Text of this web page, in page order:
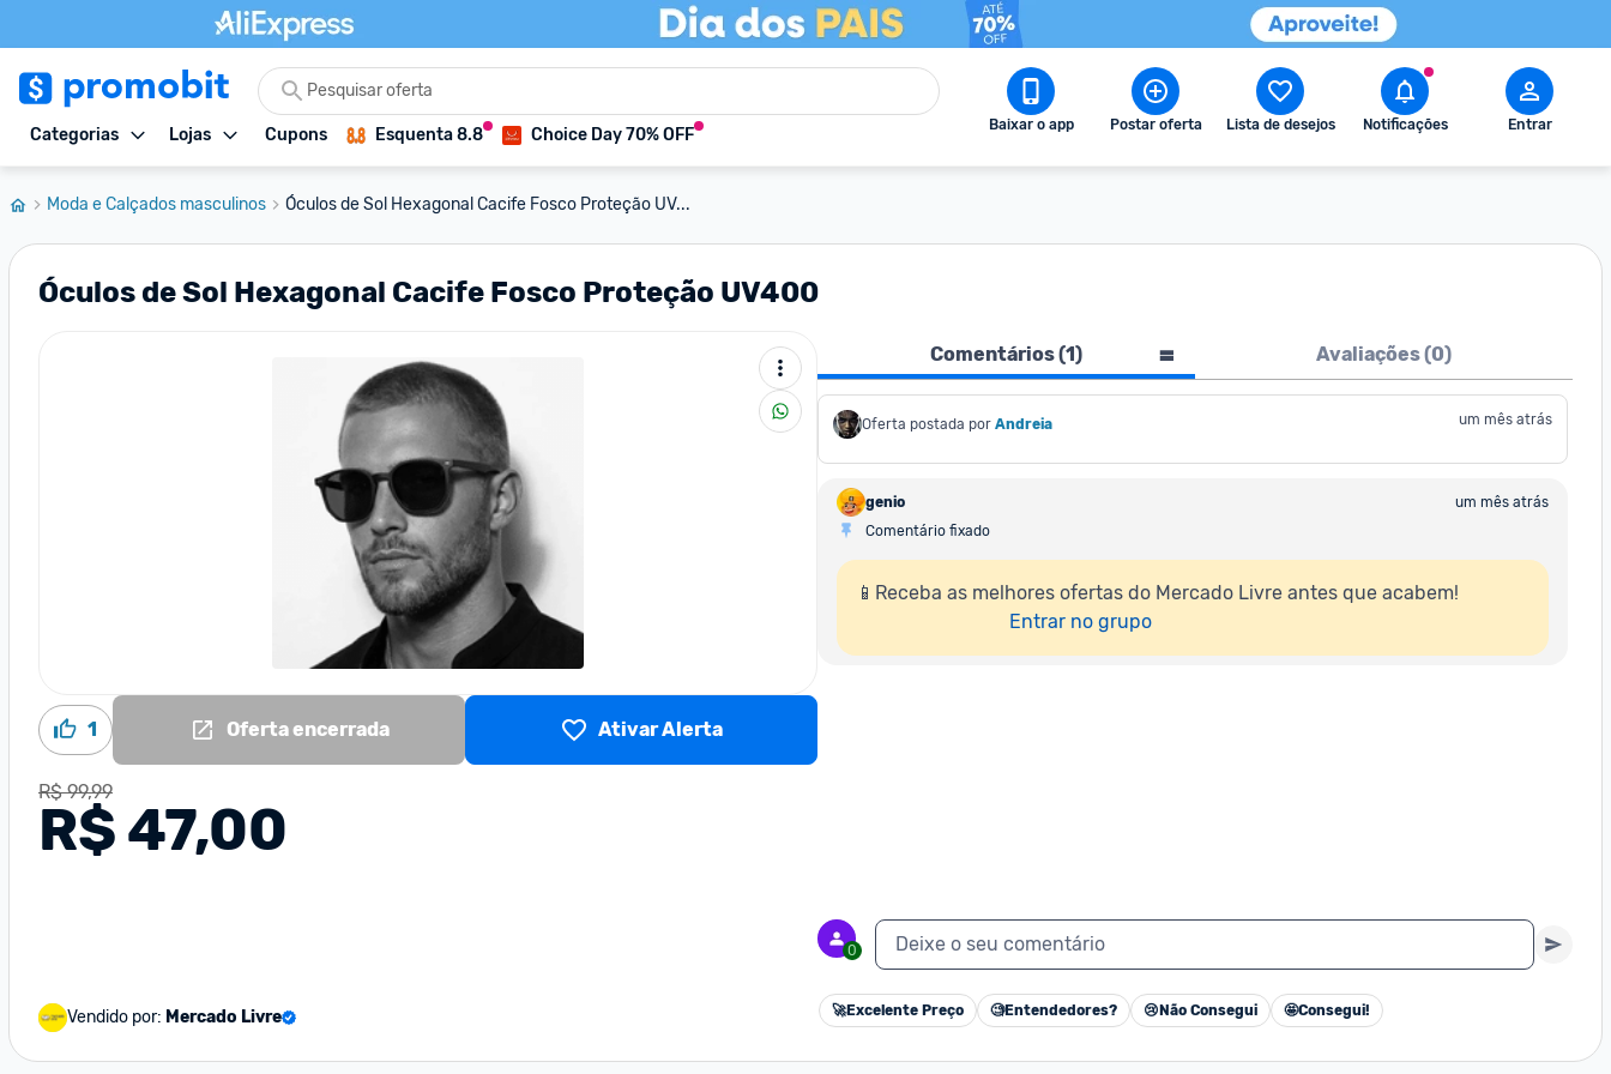
Categorias Lojas Cupons Esquenta 8.8 Choice Day 70% OFF Baixar o app Postar oferta Lista de desejos Notificações Entrar
Moda e Calçados masculinos Óculos de Sol Hexagonal Cacife Fosco Proteção UV...
Óculos de Sol Hexagonal Cacife Fosco Proteção UV400
1 Oferta encerrada Ativar Alerta
R$ 99,99
R$ 47,00
Vendido por: Mercado Livre
Comentários (1) Avaliações (0)
Oferta postada por Andreia um mês atrás
genio
um mês atrás
Comentário fixado
📱Receba as melhores ofertas do Mercado Livre antes que acabem!
Entrar no grupo
0 Deixe o seu comentário
🚀Excelente Preço 🧐Entendedores? 😢 Não Consegui 🤩Consegui!